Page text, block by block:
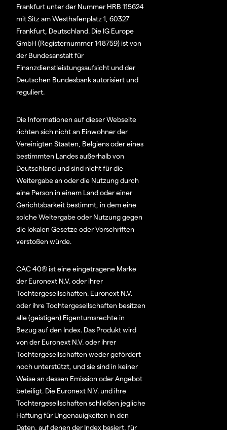
Frankfurt unter der Nummer HRB 115624
mit Sitz am Westhafenplatz 1, 60327
Frankfurt, Deutschland. Die IG Europe
GmbH (Registernummer 148759) ist von
der Bundesanstalt für
Finanzdienstleistungsaufsicht und der
Deutschen Bundesbank autorisiert und
reguliert.
Die Informationen auf dieser Webseite
richten sich nicht an Einwohner der
Vereinigten Staaten, Belgiens oder eines
bestimmten Landes außerhalb von
Deutschland und sind nicht für die
Weitergabe an oder die Nutzung durch
eine Person in einem Land oder einer
Gerichtsbarkeit bestimmt, in dem eine
solche Weitergabe oder Nutzung gegen
die lokalen Gesetze oder Vorschriften
verstoßen würde.
CAC 40® ist eine eingetragene Marke
der Euronext N.V. oder ihrer
Tochtergesellschaften. Euronext N.V.
oder ihre Tochtergesellschaften besitzen
alle (geistigen) Eigentumsrechte in
Bezug auf den Index. Das Produkt wird
von der Euronext N.V. oder ihrer
Tochtergesellschaften weder gefördert
noch unterstützt, und sie sind in keiner
Weise an dessen Emission oder Angebot
beteiligt. Die Euronext N.V. und ihre
Tochtergesellschaften schließen jegliche
Haftung für Ungenauigkeiten in den
Daten, auf denen der Index basiert, für